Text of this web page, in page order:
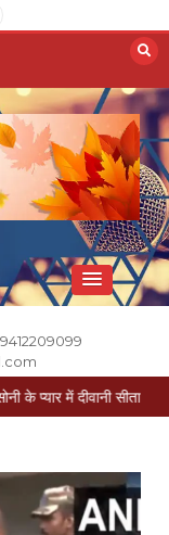
सीता पहुंची मेरठ सोनी के